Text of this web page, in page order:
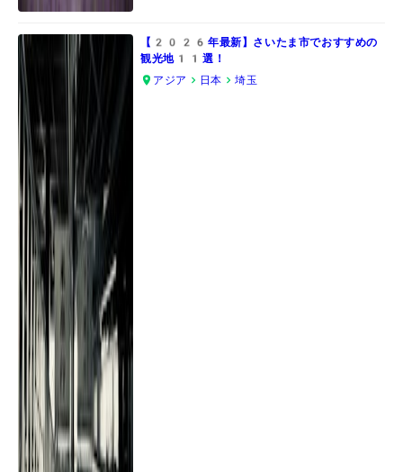
【2026年最新】さいたま市でおすすめの
観光地11選！
アジア
日本 埼玉